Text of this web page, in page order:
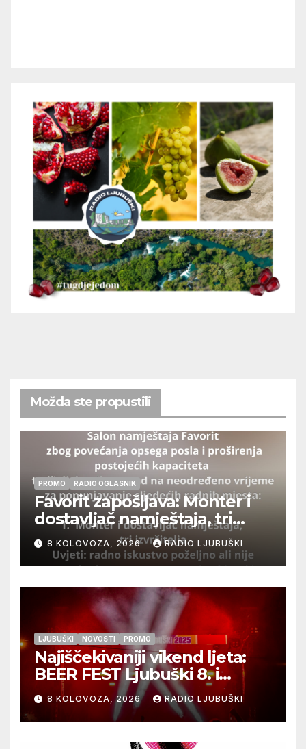
Možda ste propustili
PROMO RADIO OGLASNIK
Favorit zapošljava: Monter i
dostavljač namještaja, tri
izvršitelja
8 KOLOVOZA, 2026 RADIO LJUBUŠKI
LJUBUŠKI NOVOSTI PROMO
Najiščekivaniji vikend ljeta:
BEER FEST Ljubuški 8. i
9.kolovoza
8 KOLOVOZA, 2026 RADIO LJUBUŠKI